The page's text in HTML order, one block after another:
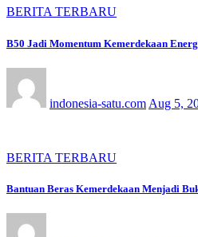
BERITA TERBARU
B50 Jadi Momentum Kemerdekaan
indonesia-satu.com Aug 5,
BERITA TERBARU
Bantuan Beras Kemerdekaan Menjadi